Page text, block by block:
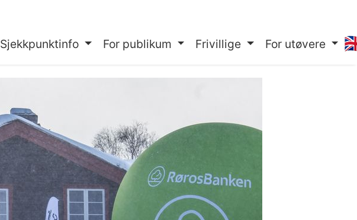
Sjekkpunktinfo For publikum Frivillige For utøvere